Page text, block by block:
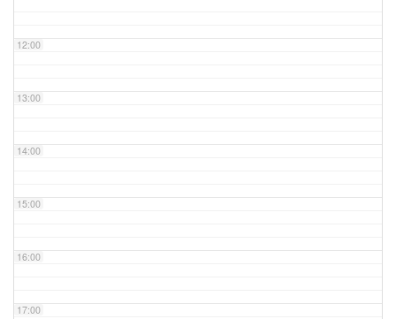
12:00
13:00
14:00
15:00
16:00
17:00